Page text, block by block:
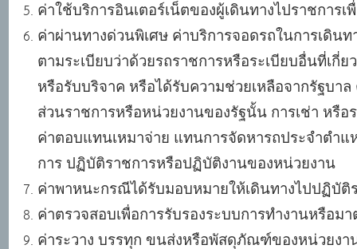
ค่าใช้บริการอินเตอร์เน็ตของผู้เดินทางไปราชการ
ค่าผ่านทางด่วนพิเศษ ค่าบริการจอดรถในการเดิน
ตามระเบียบว่าด้วยรถราชการหรือระเบียบอื่นที่เกี่
หรือรับบริจาค หรือได้รับความช่วยเหลือจากรัฐบา
ส่วนราชการหรือหน่วยงานของรัฐนั้น การเช่า หรื
ค่าตอบแทนเหมาจ่าย แทนการจัดหารถประจำตำ
การ ปฏิบัติราชการหรือปฏิบัติงานของหน่วยงาน
ค่าพาหนะกรณีได้รับมอบหมายให้เดินทางไปปฏิบัติ
ค่าตรวจสอบเพื่อการรับรองระบบการทำงานหรือม
ค่าระวาง บรรทุก ขนส่งหรือพัสดุภัณฑ์ของหน่วยง